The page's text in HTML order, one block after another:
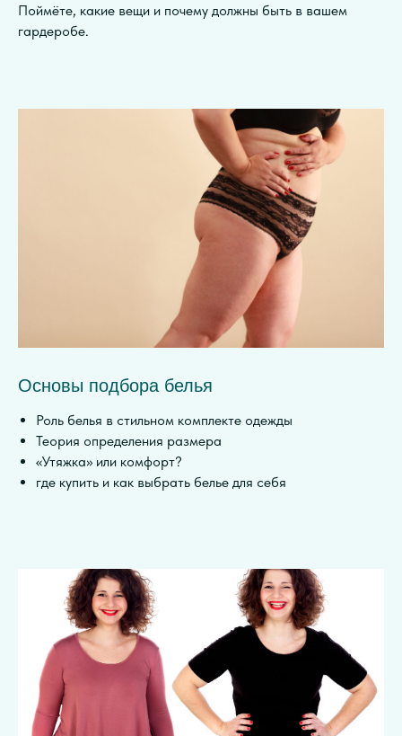
Поймёте, какие вещи и почему должны быть в вашем
гардеробе.
Основы подбора белья
Роль белья в стильном комплекте одежды
Теория определения размера
«Утяжка» или комфорт?
где купить и как выбрать белье для себя